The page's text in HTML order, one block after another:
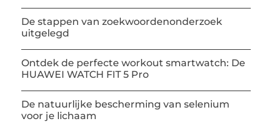
De stappen van zoekwoordenonderzoek
uitgelegd
Ontdek de perfecte workout smartwatch: De
HUAWEI WATCH FIT 5 Pro
De natuurlijke bescherming van selenium
voor je lichaam